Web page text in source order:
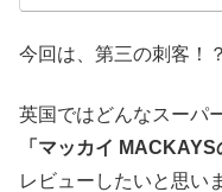
今回は、第三の刺客！？
英国ではどんなスーパ
「マッカイ
レビューしたいと思い